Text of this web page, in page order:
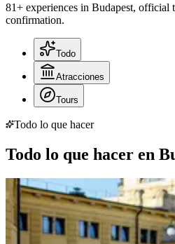
81+ experiences in Budapest, official
confirmation.
Todo
Atracciones
Tours
Todo lo que hacer
Todo lo que hacer en